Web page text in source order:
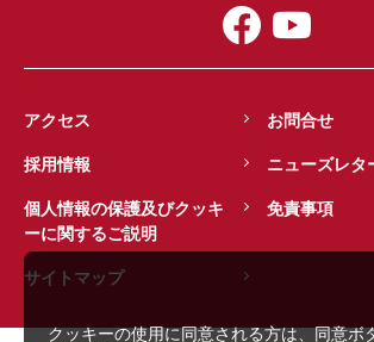
新興国競争法講座「東南アジア
（2日：シンガポール、フィリ
日：インドネシア、タイ 30日
ア、ベトナム）
スピーカー：
2 Oct 2015
会がガイドラインを公表
米国司法省反トラスト局の内部
金プログラムによる初の報奨金
いて
30 Jul 2025
欧州委員会、引抜禁止協定に
制裁金賦課決定
景品表示法と食品表示法の横
ブレンド茶の原料原産地表示
示基準を題材に
公正取引2017年10月号
15 Feb 2017
ASEAN諸国の競争政策の動向
の留意点
にパートナー4名及びカウンセ
アクセス
お問合せ
採用情報
ニューズレタ
個人情報の保護及びクッキ
ーに関するご説明
免責事項
サイトマップ
クッキーの使用に同意される方は、同意ボ